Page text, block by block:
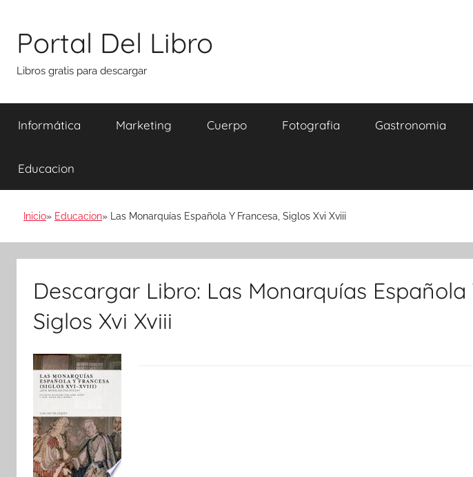
contenido
Portal Del Libro
Libros gratis para descargar
Informática Marketing Cuerpo Fotografia Gastronomia
Educacion
Inicio Educacion Las Monarquías Española Y Francesa, Siglos Xvi Xviii
Descargar Libro: Las Monarquías Española
Siglos Xvi Xviii